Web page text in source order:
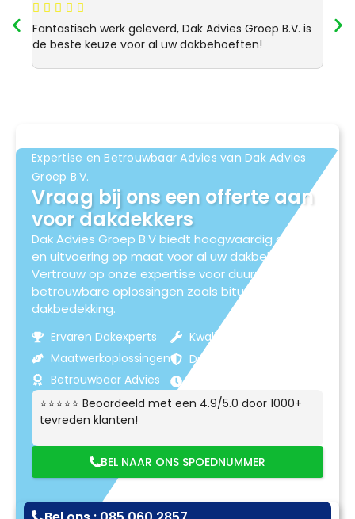
    
Fantastisch werk geleverd, Dak Advies Groep B.V. is
de beste keuze voor al uw dakbehoeften!
Expertise en Betrouwbaar Advies van Dak Advies
Groep B.V.
Vraag bij ons een offerte aan
voor dakdekkers
Dak Advies Groep B.V biedt hoogwaardig advies
en uitvoering op maat voor al uw dakbehoeften.
Vertrouw op onze expertise voor duurzame en
betrouwbare oplossingen zoals bitumen
dakbedekking.
Ervaren Dakexperts
Maatwerkoplossingen
Betrouwbaar Advies
Kwaliteitsmaterialen
Duurzame Resultaten
⭐⭐⭐⭐⭐ Beoordeeld met een 4.9/5.0 door 1000+
tevreden klanten!
BEL NAAR ONS SPOEDNUMMER